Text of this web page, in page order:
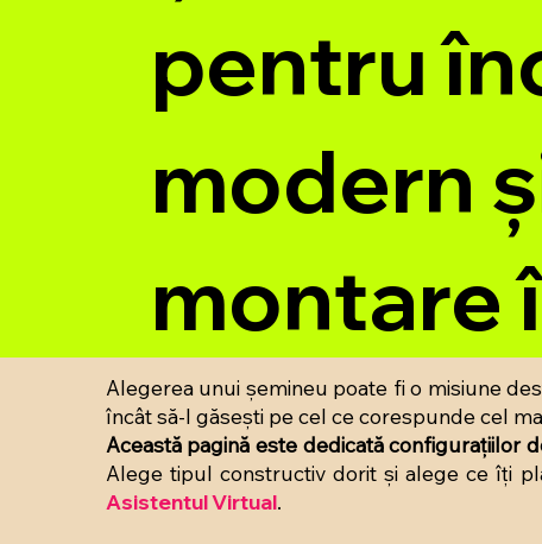
pentru
modern
montare
Alegerea unui șemineu poate fi o misiune
încât să-l găsești pe cel ce corespunde cel
Această pagină este dedicată configurațiilor
Alege tipul constructiv dorit și alege ce îți
Asistentul Virtual.